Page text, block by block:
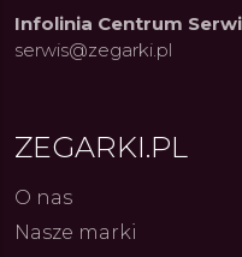
Infolinia Centrum
serwis@zegarki.pl
ZEGARKI.PL
O nas
Nasze marki